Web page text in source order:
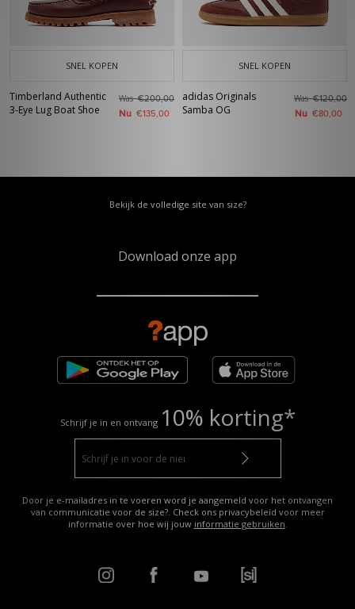
SNEL KOPEN
Timberland Authentic
3-Eye Lug Boat Shoe
Was€200,00
Nu €135,00
SNEL KOPEN
adidas Originals
Samba OG
Was€120,00
Nu €80,00
Bekijk de volledige site van size?
Download onze app
Schrijf je in en ontvang 10% korting*
Door je e-mailadres in te voeren word je aangemeld voor het ontvangen
van communicatie voor de size?. Check ons privacybeleid voor meer
informatie over hoe wij jouw informatie gebruiken.